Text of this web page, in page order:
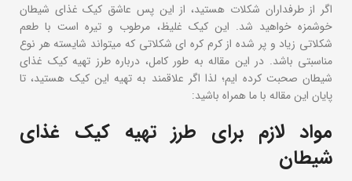
اگر از طرفداران شکلات هستید، از این پس عاشق کیک غذای شیطان
خوشمزه خواهید شد. این کیک غلیظ، مرطوب و تیره است با طعم
شکلاتی زیاد و پر شده از کرم کره ای شکلاتی که میتواند شایسته هر نوع
مناسبتی باشد. در این مقاله به طور کامل، درباره طرز تهیه کیک غذای
شیطان صحبت کرده ایم؛ لذا اگر علاقمند به تهیه این کیک هستید، تا
پایان این مقاله با ما همراه باشید:
مواد لازم برای طرز تهیه کیک غذای
شیطان